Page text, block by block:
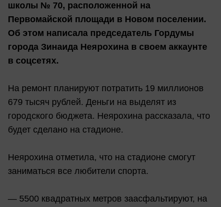
школы № 70, расположенной на
Первомайской площади в Новом поселении.
Об этом написала председатель Гордумы
города Зинаида Неярохина в своем аккаунте
в соцсетях.
На ремонт планируют потратить 19 миллионов
679 тысяч рублей. Деньги на выделят из
городского бюджета. Неярохина рассказала, что
будет сделано на стадионе.
Неярохина отметила, что на стадионе смогут
заниматься все любители спорта.
— 5500 квадратных метров заасфальтируют, на